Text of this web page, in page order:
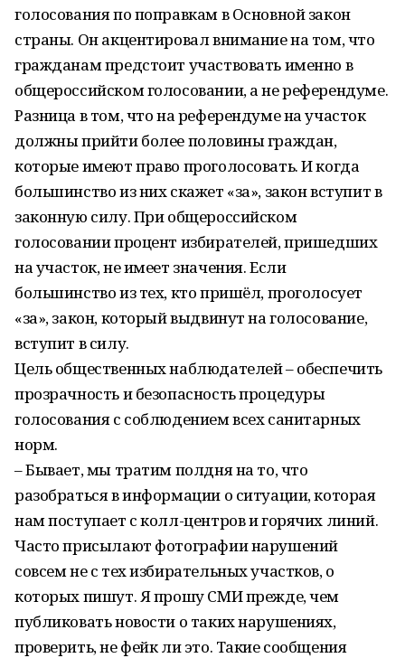
голосования по поправкам в Основной закон
страны. Он акцентировал внимание на том, что
гражданам предстоит участвовать именно в
общероссийском голосовании, а не референдуме.
Разница в том, что на референдуме на участок
должны прийти более половины граждан,
которые имеют право проголосовать. И когда
большинство из них скажет «за», закон вступит в
законную силу. При общероссийском
голосовании процент избирателей, пришедших
на участок, не имеет значения. Если
большинство из тех, кто пришёл, проголосует
«за», закон, который выдвинут на голосование,
вступит в силу.
Цель общественных наблюдателей – обеспечить
прозрачность и безопасность процедуры
голосования с соблюдением всех санитарных
норм.
– Бывает, мы тратим полдня на то, что
разобраться в информации о ситуации, которая
нам поступает с колл-центров и горячих линий.
Часто присылают фотографии нарушений
совсем не с тех избирательных участков, о
которых пишут. Я прошу СМИ прежде, чем
публиковать новости о таких нарушениях,
проверить, не фейк ли это. Такие сообщения